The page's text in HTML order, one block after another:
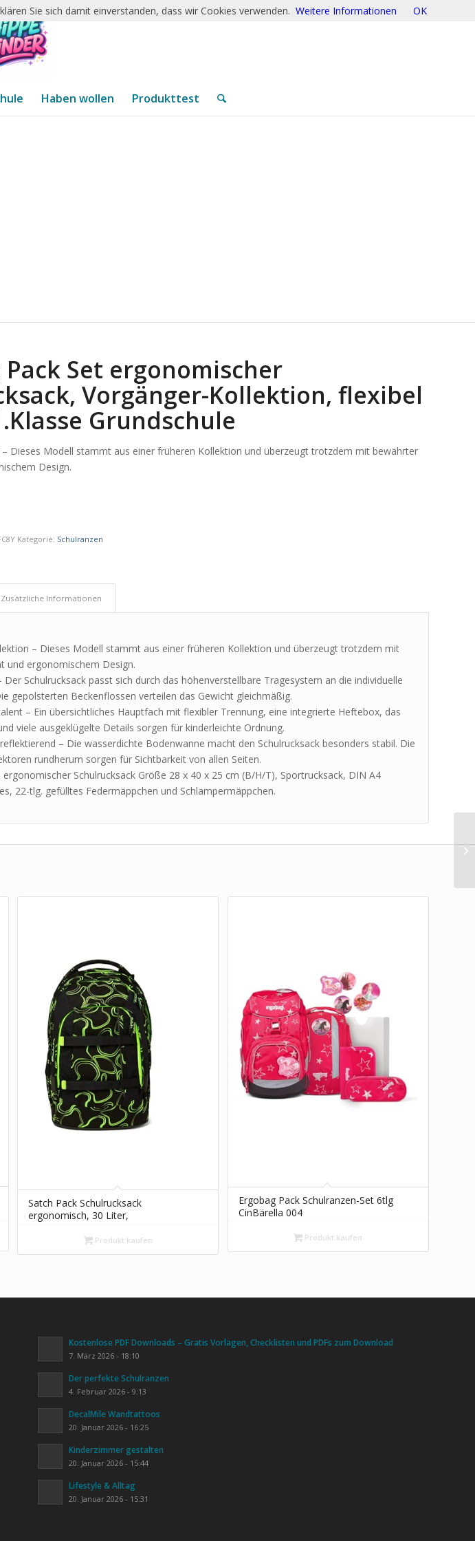
Haben wollen Produkttest
Set ergonomischer
Vorgänger-Kollektion, flexibel
Grundschule
Dieses Modell stammt aus einer früheren Kollektion und überzeugt trotzdem mit bewährter
Design.
Kategorie: Schulranzen
Zusätzliche Informationen
– Dieses Modell stammt aus einer früheren Kollektion und überzeugt trotzdem mit
und ergonomischem Design.
Der Schulrucksack passt sich durch das höhenverstellbare Tragesystem an die individuelle
gepolsterten Beckenflossen verteilen das Gewicht gleichmäßig.
– Ein übersichtliches Hauptfach mit flexibler Trennung, eine integrierte Heftebox, das
viele ausgeklügelte Details sorgen für kinderleichte Ordnung.
– Die wasserdichte Bodenwanne macht den Schulrucksack besonders stabil. Die
rundherum sorgen für Sichtbarkeit von allen Seiten.
ergonomischer Schulrucksack Größe 28 x 40 x 25 cm (B/H/T), Sportrucksack, DIN A4
22-tlg. gefülltes Federmäppchen und Schlampermäppchen.
Satch Pack Schulrucksack
ergonomisch, 30 Liter,
Produkt kaufen
Ergobag Pack Schulranzen-Set 6tlg
CinBärella 004
Produkt kaufen
Kostenlose PDF Downloads – Gratis Vorlagen, Checklisten und PDFs zum Download
7. März 2026 - 18:10
Der perfekte Schulranzen
4. Februar 2026 - 9:13
DecalMile Wandtattoos
20. Januar 2026 - 16:25
Kinderzimmer gestalten
20. Januar 2026 - 15:44
Lifestyle & Alltag
20. Januar 2026 - 15:31
Sie sich damit einverstanden, dass wir Cookies verwenden. Weitere Informationen OK